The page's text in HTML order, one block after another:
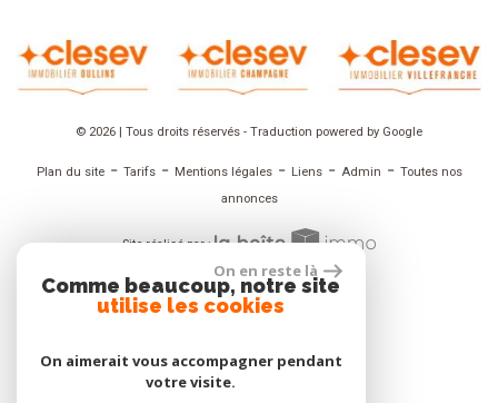
© 2026 | Tous droits réservés - Traduction powered by Google
Plan du site- Tarifs- Mentions légales- Liens- Admin - Toutes nos
annonces
Site réalisé par :
ADHÉRENT
On en reste là
Comme beaucoup, notre site
utilise les cookies
On aimerait vous accompagner pendant
votre visite.